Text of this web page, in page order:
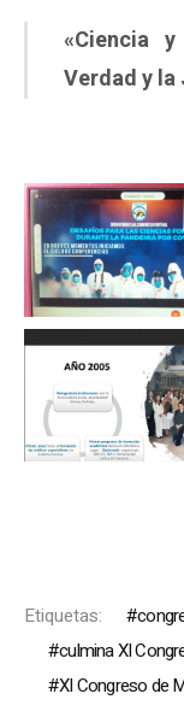
«Ciencia
Verdad y
Etiquetas:
culmina XI
XI Congreso de